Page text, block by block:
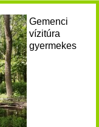
Gemenci
vízitúra
gyermekes